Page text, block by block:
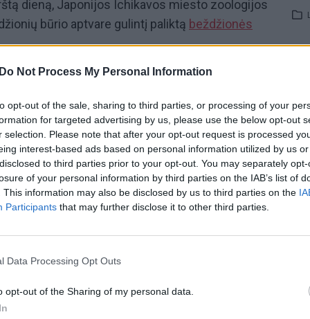
Do Not Process My Personal Information
opt-out of the sale, sharing to third parties, or processing of your
for targeted advertising by us, please use the below opt-out
selection. Please note that after your opt-out request is processed
interest-based ads based on personal information utilized by us
to third parties prior to your opt-out. You may separately
of your personal information by third parties on the IAB’s list of
This information may also be disclosed by us to third parties on the
Participants that may further disclose it to other third parties.
Data Processing Opt Outs
opt-out of the Sharing of my personal data.
dieną, Japonijos Ichikavos miesto zoologijos
būrio aptvare gulintį paliktą beždžionės
jie surado motinos netekusiam
Išbandę įvairius daiktus, prie kurių
naują „mamą“: Švedijos baldų prekės
orangutanas pliušinis žaislas